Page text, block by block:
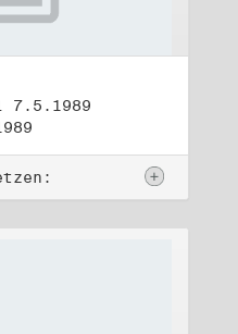
7.5.1989